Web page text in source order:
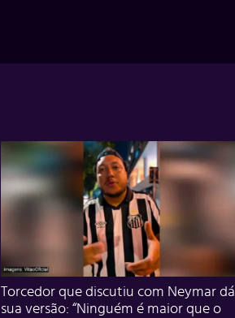
Torcedor que discutiu com Neymar dá
sua versão: “Ninguém é maior que o